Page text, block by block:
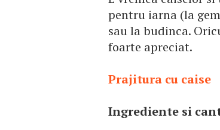
pentru iarna (la
sau la budinca.
foarte apreciat.
Prajitura cu caise
Ingrediente si